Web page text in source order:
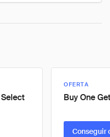
OFERTA
Buy One
Conseguir